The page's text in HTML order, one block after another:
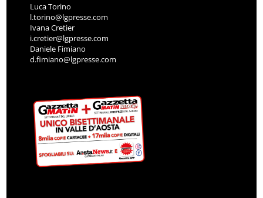
Luca Torino
l.torino@lgpresse.com
Ivana Cretier
i.cretier@lgpresse.com
Daniele Fimiano
d.fimiano@lgpresse.com